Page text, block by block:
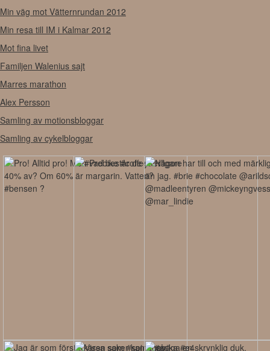
Min väg mot Vätternrundan 2012
Min resa till IM i Kalmar 2012
Mot fina livet
Familjen Walenius sajt
Marres marathon
Alex Persson
Samling av motionsbloggar
Samling av cykelbloggar